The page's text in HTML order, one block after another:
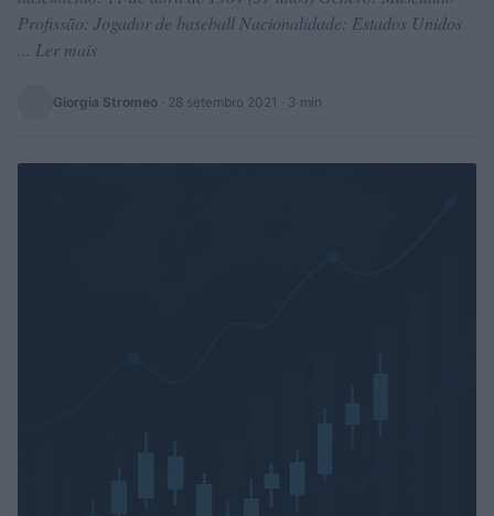
Profissão: Jogador de baseball Nacionalidade: Estados Unidos
... Ler mais
Giorgia Stromeo · 28 setembro 2021 · 3 min